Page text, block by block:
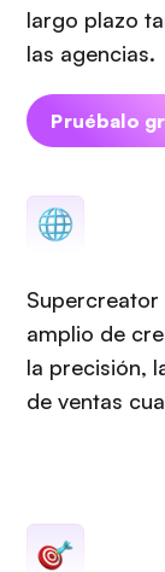
largo plazo
las agencias.
Pruébalo
Supercreator
amplio de
la precisión,
de ventas